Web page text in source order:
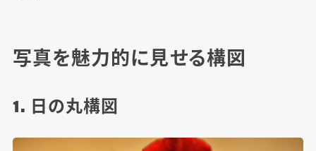
写真を魅力的に見せる構図
1. 日の丸構図